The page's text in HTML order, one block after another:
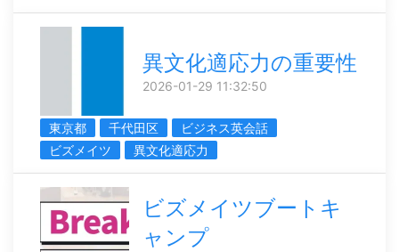
異文化適応力の重要性
2026-01-29 11:32:50
東京都 千代田区
ビジネス英会話
ビズメイツ
異文化適応力
ビズメイツブートキ
ャンプ